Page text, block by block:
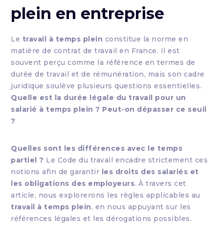
plein en entreprise
Le travail à temps plein constitue la norme en
matière de contrat de travail en France. Il est
souvent perçu comme la référence en termes de
durée de travail et de rémunération, mais son cadre
juridique soulève plusieurs questions essentielles.
Quelle est la durée légale du travail pour un
salarié à temps plein ? Peut-on dépasser ce seuil
?
Quelles sont les différences avec le temps
partiel ? Le Code du travail encadre strictement ces
notions afin de garantir les droits des salariés et
les obligations des employeurs. À travers cet
article, nous explorerons les règles applicables au
travail à temps plein, en nous appuyant sur les
références légales et les dérogations possibles.